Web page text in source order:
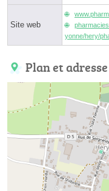
Site web
yonne/hery/
Plan et adresse